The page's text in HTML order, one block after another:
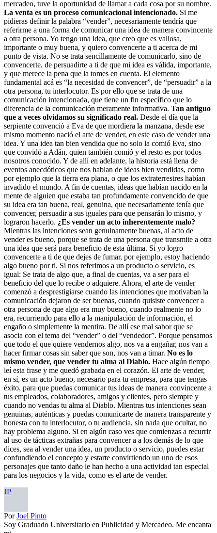
mercadeo, tuve la oportunidad de llamar a cada cosa por su nombre.
La venta es un proceso comunicacional intencionado. Si me
pidieras definir la palabra “vender”, necesariamente tendría que
referirme a una forma de comunicar una idea de manera convincente
a otra persona. Yo tengo una idea, que creo que es valiosa,
importante o muy buena, y quiero convencerte a ti acerca de mi
punto de vista. No se trata sencillamente de comunicarlo, sino de
convencerte, de persuadirte a ti de que mi idea es válida, importante,
y que merece la pena que la tomes en cuenta. El elemento
fundamental acá es “la necesidad de convencer”, de “persuadir” a la
otra persona, tu interlocutor. Es por ello que se trata de una
comunicación intencionada, que tiene un fin específico que lo
diferencia de la comunicación meramente informativa. Tan antiguo
que a veces olvidamos su significado real. Desde el día que la
serpiente convenció a Eva de que mordiera la manzana, desde ese
mismo momento nació el arte de vender, en este caso de vender una
idea. Y una idea tan bien vendida que no solo la comió Eva, sino
que convidó a Adán, quien también comió y el resto es por todos
nosotros conocido. Y de allí en adelante, la historia está llena de
eventos anecdóticos que nos hablan de ideas bien vendidas, como
por ejemplo que la tierra era plana, o que los extraterrestres habían
invadido el mundo. A fin de cuentas, ideas que habían nacido en la
mente de alguien que estaba tan profundamente convencido de que
su idea era tan buena, real, genuina, que necesariamente tenía que
convencer, persuadir a sus iguales para que pensarán lo mismo, y
lograron hacerlo. ¿Es vender un acto inherentemente malo?
Mientras las intenciones sean genuinamente buenas, al acto de
vender es bueno, porque se trata de una persona que transmite a otra
una idea que será para beneficio de esta última. Si yo logro
convencerte a ti de que dejes de fumar, por ejemplo, estoy haciendo
algo bueno por ti. Si nos referimos a un producto o servicio, es
igual: Se trata de algo que, a final de cuentas, va a ser para el
beneficio del que lo recibe o adquiere. Ahora, el arte de vender
comenzó a desprestigiarse cuando las intenciones que motivaban la
comunicación dejaron de ser buenas, cuando quisiste convencer a
otra persona de que algo era muy bueno, cuando realmente no lo
era, recurriendo para ello a la manipulación de información, el
engaño o simplemente la mentira. De allí ese mal sabor que se
asocia con el tema del “vender” o del “vendedor”. Porque pensamos
que todo el que quiere vendernos algo, nos va a engañar, nos van a
hacer firmar cosas sin saber que son, nos van a timar. No es lo
mismo vender, que vender tu alma al Diablo. Hace algún tiempo
leí esta frase y me quedó grabada en el corazón. El arte de vender,
en sí, es un acto bueno, necesario para tu empresa, para que tengas
éxito, para que puedas comunicar tus ideas de manera convincente a
tus empleados, colaboradores, amigos y clientes, pero siempre y
cuando no vendas tu alma al Diablo. Mientras tus intenciones sean
genuinas, auténticas y puedas comunicarte de manera transparente y
honesta con tu interlocutor, o tu audiencia, sin nada que ocultar, no
hay problema alguno. Si en algún caso ves que comienzas a recurrir
al uso de tácticas extrañas para convencer a a los demás de lo que
dices, sea al vender una idea, un producto o servicio, puedes estar
confundiendo el concepto y estarte convirtiendo un uno de esos
personajes que tanto daño le han hecho a una actividad tan especial
para los negocios y la vida, como es el arte de vender.
JP
PorJoel Pinto
Soy Graduado Universitario en Publicidad y Mercadeo. Me encanta